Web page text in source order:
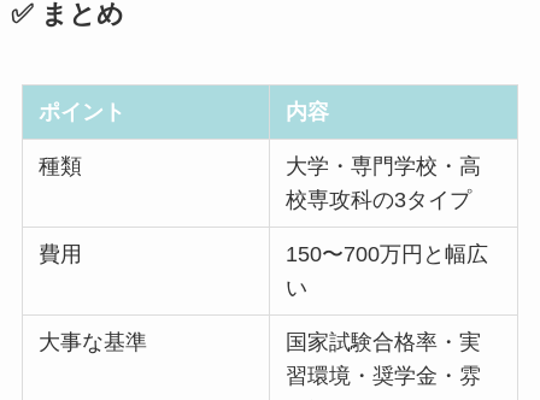
✅ まとめ
ポイント 内容
種類
大学・専門学校・高
校専攻科の3タイプ
費用
150〜700万円と幅広
い
大事な基準
国家試験合格率・実
習環境・奨学金・雰